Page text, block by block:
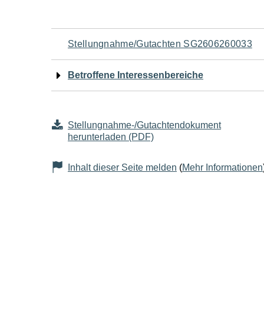
Navigation
für
Seiteninhalt
Stellungnahme/Gutachten SG2606260033
Betroffene Interessenbereiche
Stellungnahme-/Gutachtendokument
herunterladen (PDF)
Inhalt dieser Seite melden (Mehr Informationen